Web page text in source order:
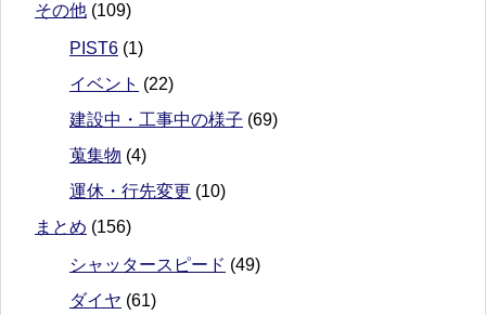
その他 (109)
PIST6 (1)
イベント (22)
建設中・工事中の様子 (69)
蒐集物 (4)
運休・行先変更 (10)
まとめ (156)
シャッタースピード (49)
ダイヤ (61)